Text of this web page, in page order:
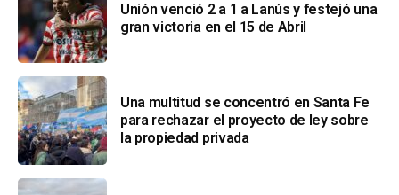
Unión venció 2 a 1 a Lanús y festejó una
gran victoria en el 15 de Abril
Una multitud se concentró en Santa Fe
para rechazar el proyecto de ley sobre
la propiedad privada